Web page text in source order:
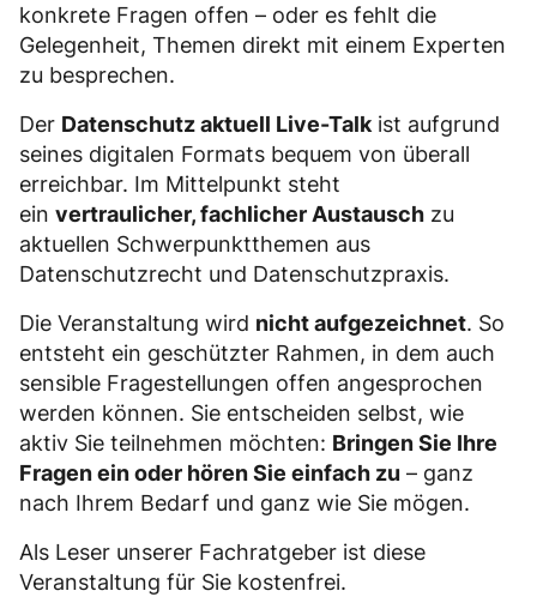
konkrete Fragen offen – oder es fehlt die
Gelegenheit, Themen direkt mit einem Experten
zu besprechen.
Der Datenschutz aktuell Live-Talk ist aufgrund
seines digitalen Formats bequem von überall
erreichbar. Im Mittelpunkt steht
ein vertraulicher, fachlicher Austausch zu
aktuellen Schwerpunktthemen aus
Datenschutzrecht und Datenschutzpraxis.
Die Veranstaltung wird nicht aufgezeichnet. So
entsteht ein geschützter Rahmen, in dem auch
sensible Fragestellungen offen angesprochen
werden können. Sie entscheiden selbst, wie
aktiv Sie teilnehmen möchten: Bringen Sie Ihre
Fragen ein oder hören Sie einfach zu – ganz
nach Ihrem Bedarf und ganz wie Sie mögen.
Als Leser unserer Fachratgeber ist diese
Veranstaltung für Sie kostenfrei.